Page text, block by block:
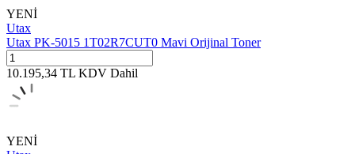
YENİ
Utax
Utax PK-5015 1T02R7CUT0 Mavi Orijinal Toner
10.195,34 TL KDV Dahil
YENİ